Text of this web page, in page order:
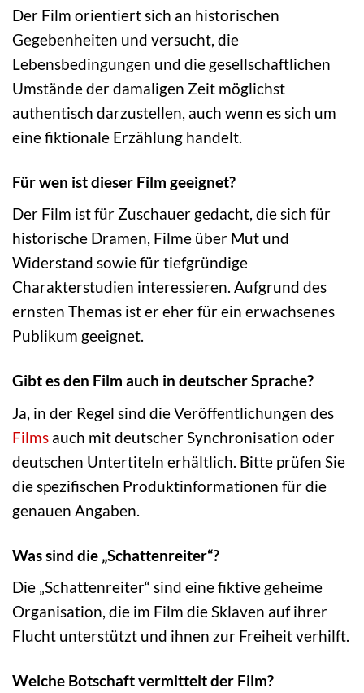
Der Film orientiert sich an historischen
Gegebenheiten und versucht, die
Lebensbedingungen und die gesellschaftlichen
Umstände der damaligen Zeit möglichst
authentisch darzustellen, auch wenn es sich um
eine fiktionale Erzählung handelt.
Für wen ist dieser Film geeignet?
Der Film ist für Zuschauer gedacht, die sich für
historische Dramen, Filme über Mut und
Widerstand sowie für tiefgründige
Charakterstudien interessieren. Aufgrund des
ernsten Themas ist er eher für ein erwachsenes
Publikum geeignet.
Gibt es den Film auch in deutscher Sprache?
Ja, in der Regel sind die Veröffentlichungen des
Films auch mit deutscher Synchronisation oder
deutschen Untertiteln erhältlich. Bitte prüfen Sie
die spezifischen Produktinformationen für die
genauen Angaben.
Was sind die „Schattenreiter“?
Die „Schattenreiter“ sind eine fiktive geheime
Organisation, die im Film die Sklaven auf ihrer
Flucht unterstützt und ihnen zur Freiheit verhilft.
Welche Botschaft vermittelt der Film?